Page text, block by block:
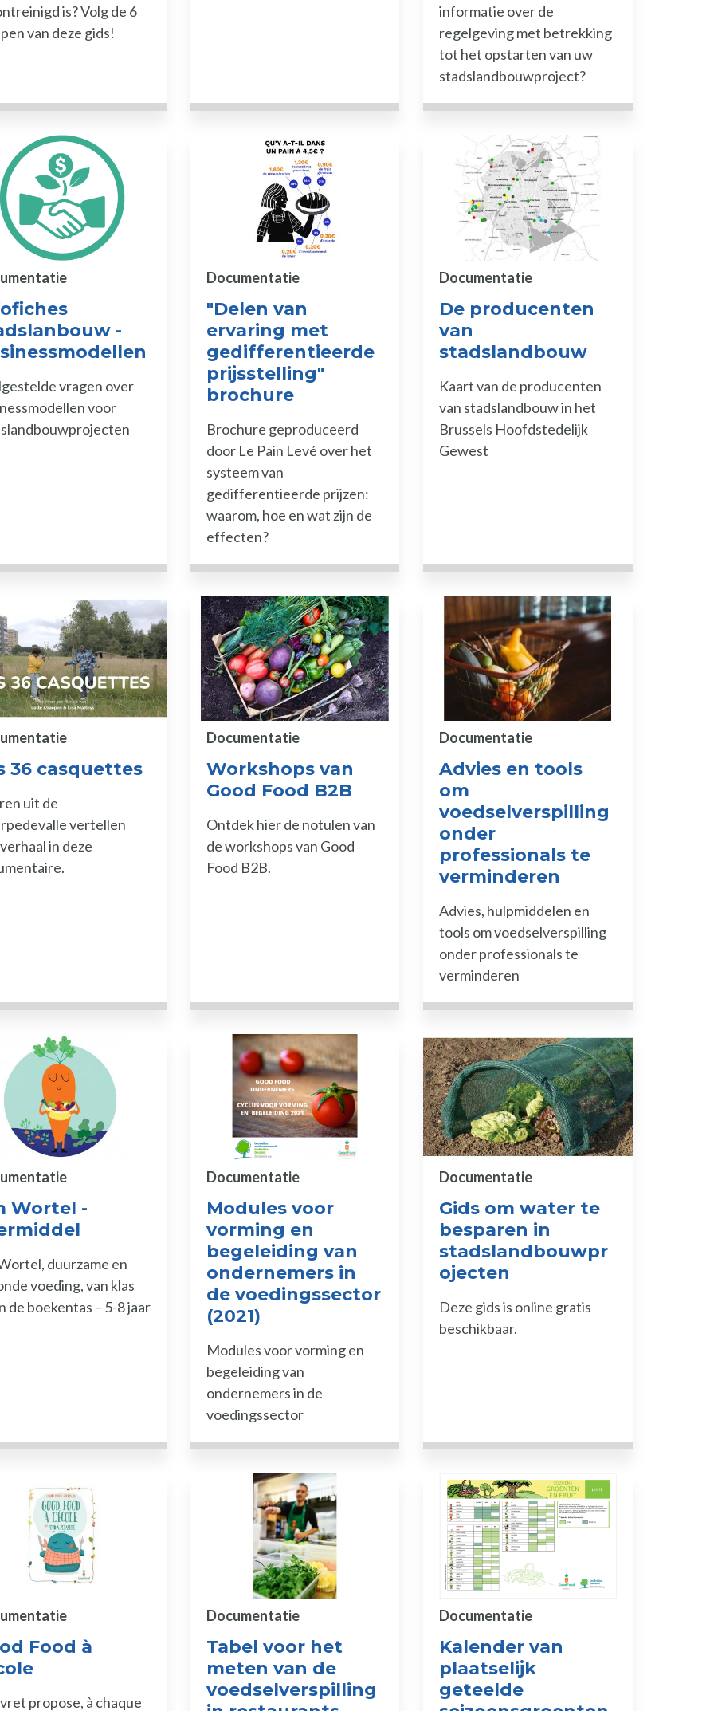
is? Volg de 6
van deze gids!
informatie over de
regelgeving met betrekking
tot het opstarten van uw
stadslandbouwproject?
-
vragen over
voor
"Delen van
ervaring met
gedifferentieerde
prijsstelling"
brochure
Documentatie
Brochure geproduceerd
door Le Pain Levé over het
systeem van
gedifferentieerde prijzen:
waarom, hoe en wat zijn de
effecten?
De producenten
van
stadslandbouw
Documentatie
Kaart van de producenten
van stadslandbouw in het
Brussels Hoofdstedelijk
Gewest
36 casquettes
uit de
vertellen
in deze
Workshops van
Good Food B2B
Documentatie
Ontdek hier de notulen van
de workshops van Good
Food B2B.
Advies en tools
om
voedselverspilling
onder
professionals te
verminderen
Documentatie
Advies, hulpmiddelen en
tools om voedselverspilling
onder professionals te
verminderen
Wortel -
duurzame en
voeding, van klas
de boekentas – 5-8 jaar
Modules voor
vorming en
begeleiding van
ondernemers in
de voedingssector
(2021)
Documentatie
Modules voor vorming en
begeleiding van
ondernemers in de
voedingssector
Gids om water te
besparen in
stadslandbouwpr
ojecten
Documentatie
Deze gids is online gratis
beschikbaar.
Food à
propose, à chaque
Tabel voor het
meten van de
voedselverspilling
Documentatie
Kalender van
plaatselijk
geteelde
Documentatie